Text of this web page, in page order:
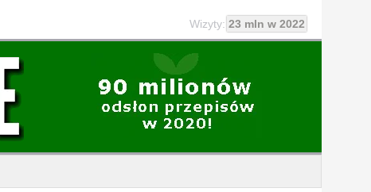
Wizyty: 23 mln w 2022